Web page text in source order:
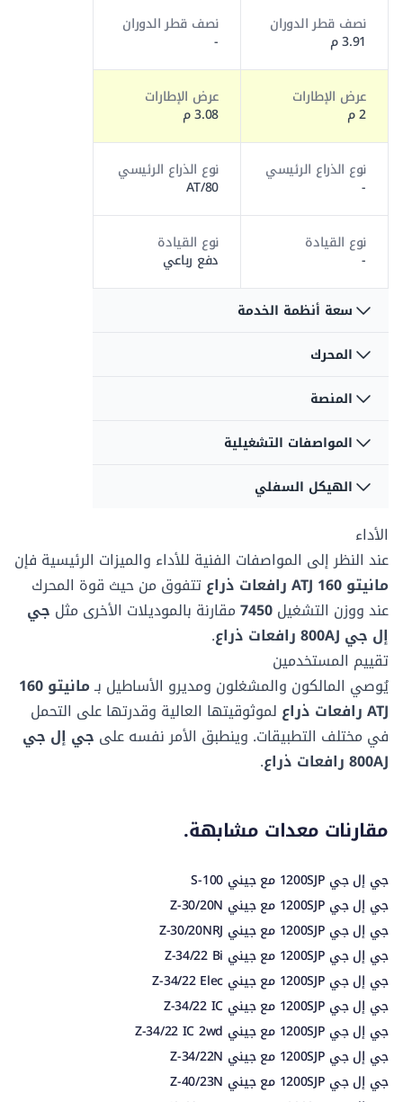
نصف قطر الدوران
3.91 م
نصف قطر الدوران
-
عرض الإطارات
2 م
عرض الإطارات
3.08 م
نوع الذراع الرئيسي
-
نوع الذراع الرئيسي
AT/80
نوع القيادة
-
نوع القيادة
دفع رباعي
سعة أنظمة الخدمة
سعة الوقود
سعة سائل
الهيدروليك
المحرك
قوة المحرك
33.55 ك/واط
المنصة
بعد المنصة أ
0.8 م
المواصفات التشغيلية
التأرجح
نوع التأرجح
مستمر
نوع التأرجح
مستمر
نوع الاطارات
مملوءة بالرغوة
نوع الاطارات
الهيكل السفلي
ضغط الأرض
- 5.24 بار
الأداء
عند النظر إلى المواصفات الفنية للأداء والميزات الرئيسية فإن
مانيتو 160 ATJ رافعات ذراع
تتفوق من حيث قوة المحرك
عندووزن التشغيل7450مقارنة بالموديلات الأخرى مثل جي
إل جي 800AJ رافعات ذراع
.
تقييم المستخدمين
يُوصي المالكون والمشغلون ومديرو الأساطيل بـ
مانيتو 160
ATJ رافعات ذراع
لموثوقيتها العالية وقدرتها على التحمل
في مختلف التطبيقات. وينطبق الأمر نفسه على جي إل جي
800AJ رافعات ذراع
.
مقارنات معدات مشابهة.
جي إل جي 1200SJP مع جيني S-100
جي إل جي 1200SJP مع جيني Z-30/20N
جي إل جي 1200SJP مع جيني Z-30/20NRJ
جي إل جي 1200SJP مع جيني Z-34/22 Bi
جي إل جي 1200SJP مع جيني Z-34/22 Elec
جي إل جي 1200SJP مع جيني Z-34/22 IC
جي إل جي 1200SJP مع جيني Z-34/22 IC 2wd
جي إل جي 1200SJP مع جيني Z-34/22N
جي إل جي 1200SJP مع جيني Z-40/23N